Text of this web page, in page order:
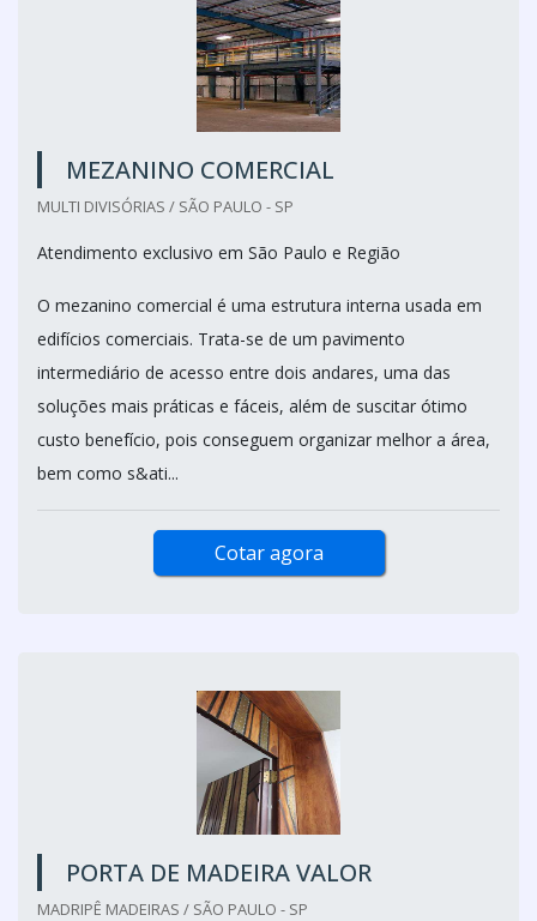
MEZANINO COMERCIAL
MULTI DIVISÓRIAS / SÃO PAULO - SP
Atendimento exclusivo em São Paulo e Região
O mezanino comercial é uma estrutura interna usada em
edifícios comerciais. Trata-se de um pavimento
intermediário de acesso entre dois andares, uma das
soluções mais práticas e fáceis, além de suscitar ótimo
custo benefício, pois conseguem organizar melhor a área,
bem como s&ati...
Cotar agora
PORTA DE MADEIRA VALOR
MADRIPÊ MADEIRAS / SÃO PAULO - SP